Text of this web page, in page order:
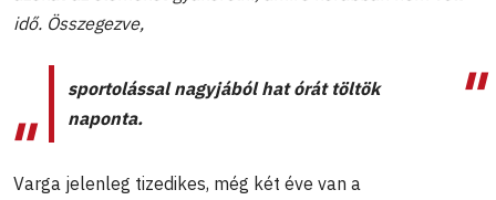
idő. Összegezve,
sportolással nagyjából hat órát töltök
naponta.
Varga jelenleg tizedikes, még két éve van a